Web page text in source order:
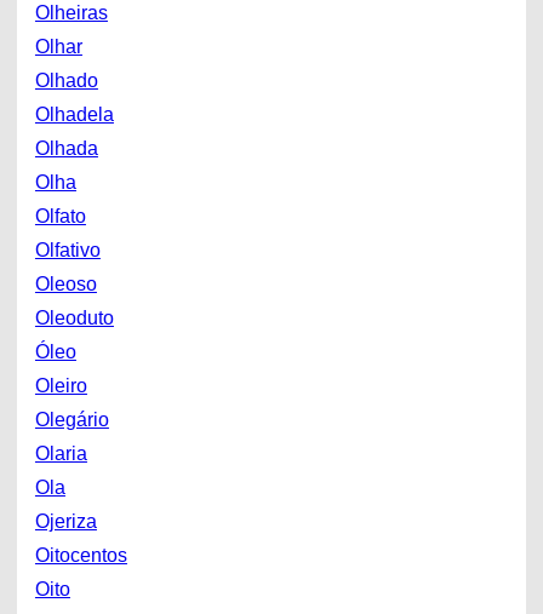
Olheiras
Olhar
Olhado
Olhadela
Olhada
Olha
Olfato
Olfativo
Oleoso
Oleoduto
Óleo
Oleiro
Olegário
Olaria
Ola
Ojeriza
Oitocentos
Oito